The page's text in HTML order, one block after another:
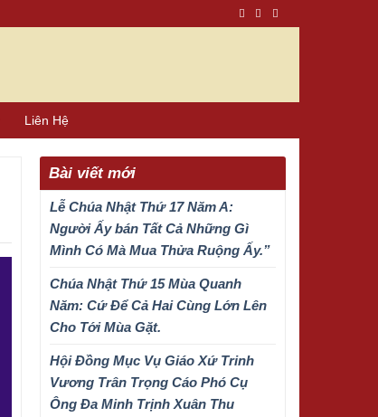
Liên Hệ
Bài viết mới
Lễ Chúa Nhật Thứ 17 Năm A:
Người Ấy bán Tất Cả Những Gì
Mình Có Mà Mua Thửa Ruộng Ấy.”
Chúa Nhật Thứ 15 Mùa Quanh
Năm: Cứ Để Cả Hai Cùng Lớn Lên
Cho Tới Mùa Gặt.
Hội Đồng Mục Vụ Giáo Xứ Trinh
Vương Trân Trọng Cáo Phó Cụ
Ông Đa Minh Trịnh Xuân Thu